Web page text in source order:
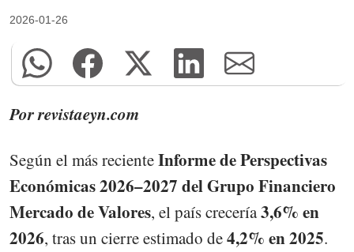
2026-01-26
Por revistaeyn.com
Según el más recienteInforme de Perspectivas
Económicas 2026–2027 del Grupo Financiero
Mercado de Valores, el país crecería3,6% en
2026, tras un cierre estimado de4,2% en 2025.